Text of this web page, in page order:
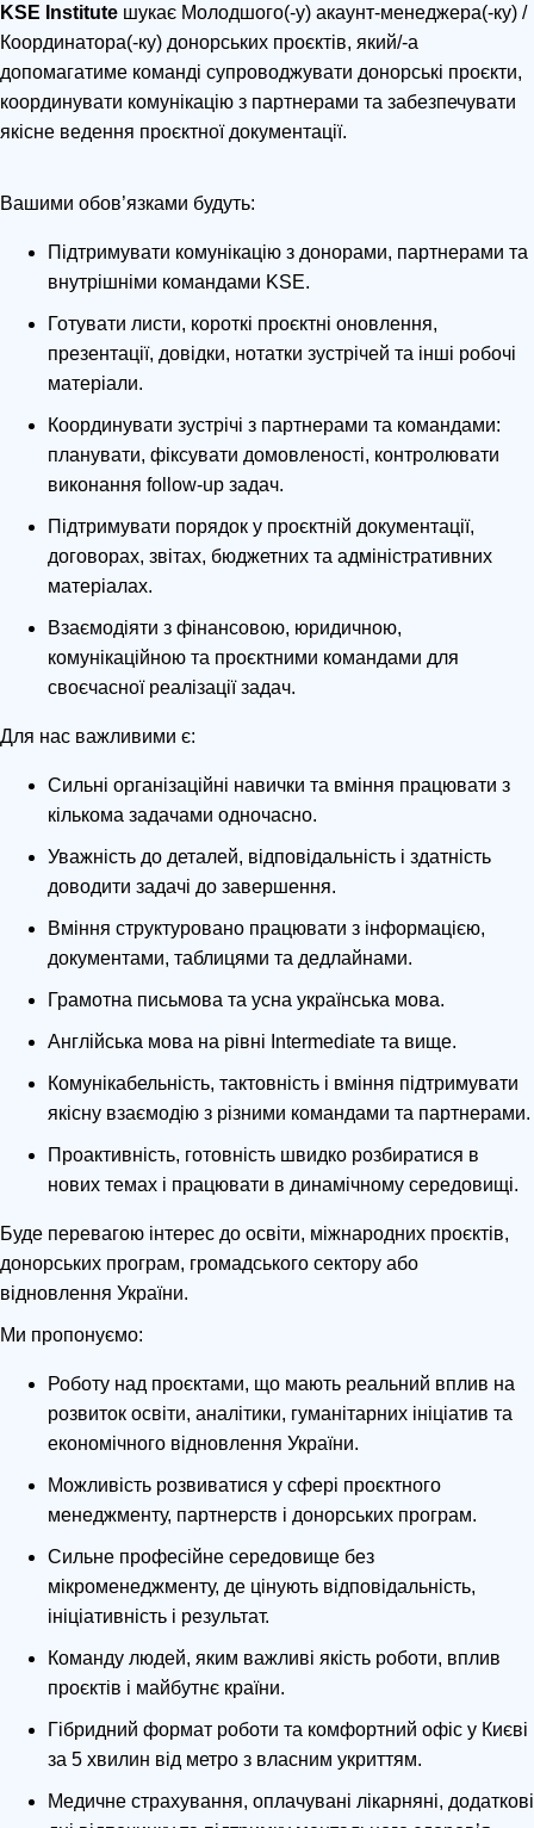
KSE Institute шукає Молодшого(-у) акаунт-менеджера(-ку) /
Координатора(-ку) донорських проєктів, який/-а
допомагатиме команді супроводжувати донорські проєкти,
координувати комунікацію з партнерами та забезпечувати
якісне ведення проєктної документації.
Вашими обов’язками будуть:
Підтримувати комунікацію з донорами, партнерами та
внутрішніми командами KSE.
Готувати листи, короткі проєктні оновлення,
презентації, довідки, нотатки зустрічей та інші робочі
матеріали.
Координувати зустрічі з партнерами та командами:
планувати, фіксувати домовленості, контролювати
виконання follow-up задач.
Підтримувати порядок у проєктній документації,
договорах, звітах, бюджетних та адміністративних
матеріалах.
Взаємодіяти з фінансовою, юридичною,
комунікаційною та проєктними командами для
своєчасної реалізації задач.
Для нас важливими є:
Сильні організаційні навички та вміння працювати з
кількома задачами одночасно.
Уважність до деталей, відповідальність і здатність
доводити задачі до завершення.
Вміння структуровано працювати з інформацією,
документами, таблицями та дедлайнами.
Грамотна письмова та усна українська мова.
Англійська мова на рівні Intermediate та вище.
Комунікабельність, тактовність і вміння підтримувати
якісну взаємодію з різними командами та партнерами.
Проактивність, готовність швидко розбиратися в
нових темах і працювати в динамічному середовищі.
Буде перевагою інтерес до освіти, міжнародних проєктів,
донорських програм, громадського сектору або
відновлення України.
Ми пропонуємо:
Роботу над проєктами, що мають реальний вплив на
розвиток освіти, аналітики, гуманітарних ініціатив та
економічного відновлення України.
Можливість розвиватися у сфері проєктного
менеджменту, партнерств і донорських програм.
Сильне професійне середовище без
мікроменеджменту, де цінують відповідальність,
ініціативність і результат.
Команду людей, яким важливі якість роботи, вплив
проєктів і майбутнє країни.
Гібридний формат роботи та комфортний офіс у Києві
за 5 хвилин від метро з власним укриттям.
Медичне страхування, оплачувані лікарняні, додаткові